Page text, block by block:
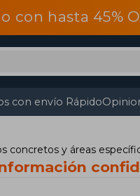
con hasta 45%
con envío Rápido
concretos y áreas